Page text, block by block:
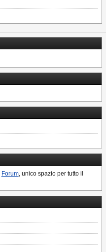
Forum, unico spazio per tutto il